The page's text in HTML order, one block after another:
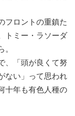
フロントの重鎮た
トミー・ラソーダ
。
、「頭が良くて努
ない」って思われ
十年も有色人種の